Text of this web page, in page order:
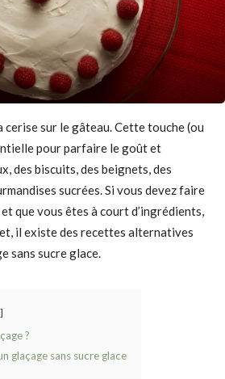
cerise sur le gâteau. Cette touche (ou
pour parfaire le goût et
des biscuits, des beignets, des
sucrées. Si vous devez faire
que vous êtes à court d’ingrédients,
il existe des recettes alternatives
sans sucre glace.
?
glaçage sans sucre glace